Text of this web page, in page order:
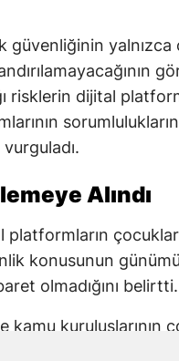
güvenliğinin yalnızca
risklerin dijital
Alındı
platformların
konusunun
olmadığını belirtti.
kamu kuruluşlarının